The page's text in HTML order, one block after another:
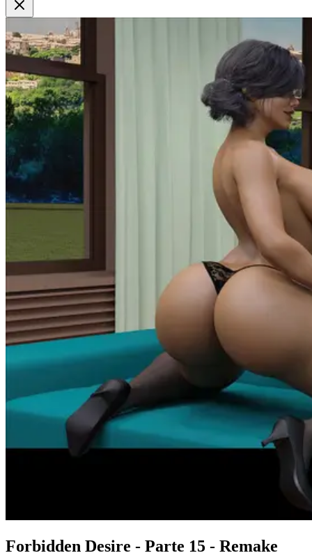
Forbidden Desire - Parte 15 - Remake